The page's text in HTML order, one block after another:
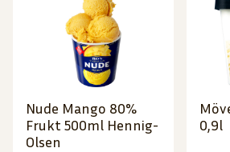
Nude Mango 80%
Frukt 500ml Hennig-
Olsen
0,9l